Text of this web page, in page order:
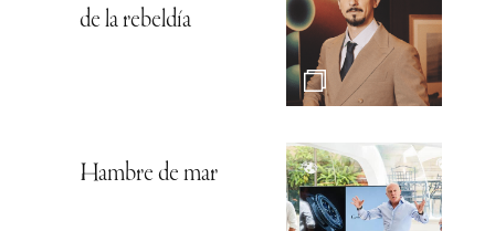
de la rebeldía
Hambre de mar